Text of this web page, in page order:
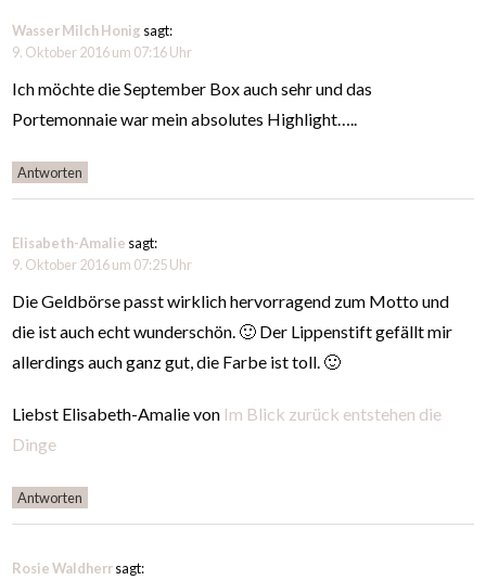
Wasser Milch Honig sagt:
9. Oktober 2016 um 07:16 Uhr
Ich möchte die September Box auch sehr und das
Portemonnaie war mein absolutes Highlight…..
Antworten
Elisabeth-Amalie sagt:
9. Oktober 2016 um 07:25 Uhr
Die Geldbörse passt wirklich hervorragend zum Motto und
die ist auch echt wunderschön. 🙂 Der Lippenstift gefällt mir
allerdings auch ganz gut, die Farbe ist toll. 🙂
Liebst Elisabeth-Amalie von Im Blick zurück entstehen die
Dinge
Antworten
Rosie Waldherrsagt: